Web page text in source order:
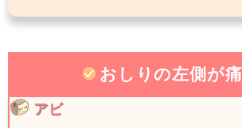
おしりの左側が痛
アビ